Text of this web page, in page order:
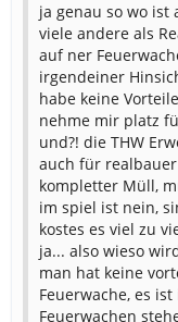
ja genau so wo ist
viele andere als
auf ner
irgendeiner
habe keine
nehme mir platz
und?! die THW
auch für
kompletter Müll,
im spiel ist nein,
kostes es viel zu
ja... also wieso
man hat keine
Feuerwache, es
Feuerwachen